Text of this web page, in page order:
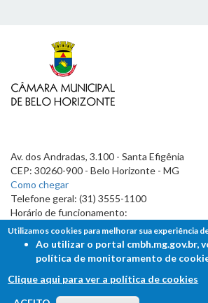
Av. dos Andradas, 3.100 - Santa Efigênia
CEP: 30260-900 - Belo Horizonte - MG
Como chegar
Telefone geral: (31) 3555-1100
Horário de funcionamento:
7h às 19h
FALE COM A CÂMARA
Utilizamos cookies para melhorar sua experiência
Ao utilizar o portal cmbh.mg.gov.br,
política de monitoramento de
Clique aqui para ver a política de cookies